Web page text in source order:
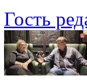
Гость